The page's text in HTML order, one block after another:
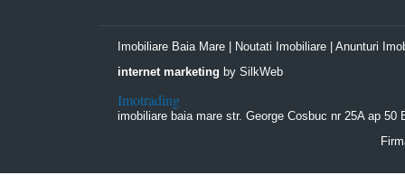
Imobiliare Baia Mare| Noutati Imobiliare| Anunturi
internet marketing by SilkWeb
Imotrading
imobiliare baia mare str. George Cosbuc nr 25A ap 50